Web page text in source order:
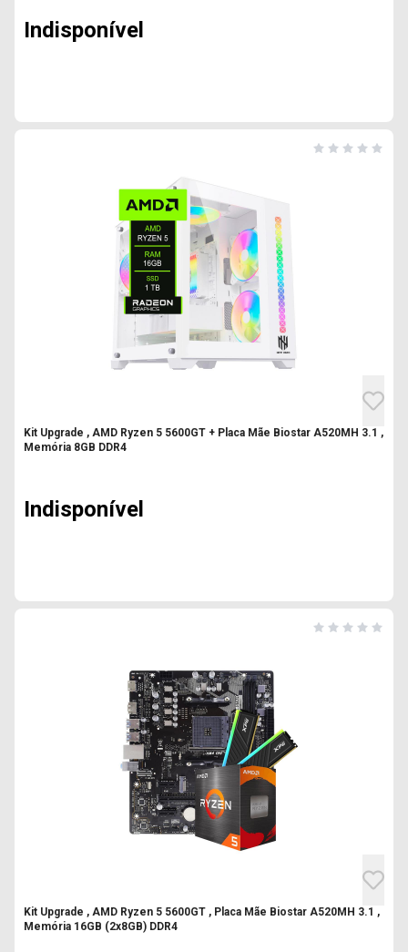
Indisponível
Kit Upgrade , AMD Ryzen 5 5600GT + Placa Mãe Biostar A520MH 3.1 ,
Memória 8GB DDR4
Indisponível
Kit Upgrade , AMD Ryzen 5 5600GT , Placa Mãe Biostar A520MH 3.1 ,
Memória 16GB (2x8GB) DDR4